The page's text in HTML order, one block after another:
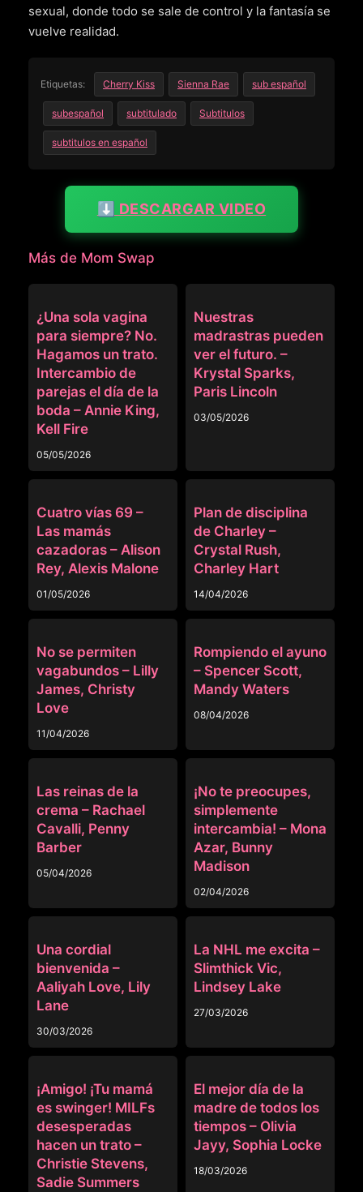
sexual, donde todo se sale de control y la fantasía se
vuelve realidad.
Etiquetas: Cherry Kiss Sienna Rae sub español
subespañol subtitulado Subtitulos
subtitulos en español
⬇️ DESCARGAR VIDEO
Más de Mom Swap
¿Una sola vagina
para siempre? No.
Hagamos un trato.
Intercambio de
parejas el día de la
boda – Annie King,
Kell Fire
05/05/2026
Nuestras
madrastras pueden
ver el futuro. –
Krystal Sparks,
Paris Lincoln
03/05/2026
Cuatro vías 69 –
Las mamás
cazadoras – Alison
Rey, Alexis Malone
01/05/2026
Plan de disciplina
de Charley –
Crystal Rush,
Charley Hart
14/04/2026
No se permiten
vagabundos – Lilly
James, Christy
Love
11/04/2026
Rompiendo el ayuno
– Spencer Scott,
Mandy Waters
08/04/2026
Las reinas de la
crema – Rachael
Cavalli, Penny
Barber
05/04/2026
¡No te preocupes,
simplemente
intercambia! – Mona
Azar, Bunny
Madison
02/04/2026
Una cordial
bienvenida –
Aaliyah Love, Lily
Lane
30/03/2026
La NHL me excita –
Slimthick Vic,
Lindsey Lake
27/03/2026
¡Amigo! ¡Tu mamá
es swinger! MILFs
desesperadas
hacen un trato –
Christie Stevens,
Sadie Summers
El mejor día de la
madre de todos los
tiempos – Olivia
Jayy, Sophia Locke
18/03/2026